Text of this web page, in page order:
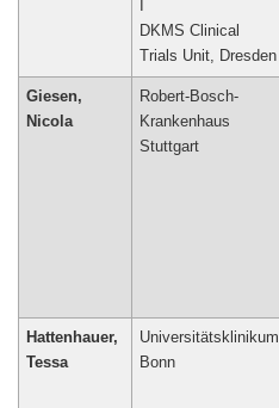
DKMS Clinical
Giesen,
Nicola
Robert-Bosch-
Krankenhaus
Stuttgart
Hattenhauer,
Tessa
Universitätsklinikum
Bonn